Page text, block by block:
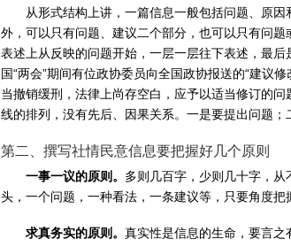
从形式结构上讲，一篇信息一般包括问题、原
外，可以只有问题、建议二个部分，也可以只有问
表述上从反映的问题开始，一层一层往下表述，最
国“两会”期间有位政协委员向全国政协报送的“建议
当撤销缓刑，法律上尚存空白，应予以适当修订的
线的排列，没有先后、因果关系。一是要提出问题
第二、撰写社情民意信息要把握好几个原则
一事一议的原则。 多则几百字，少则几十字，
头，一个问题，一种看法，一条建议等，只要角度把
求真务实的原则。 真实性是信息的生命，要言